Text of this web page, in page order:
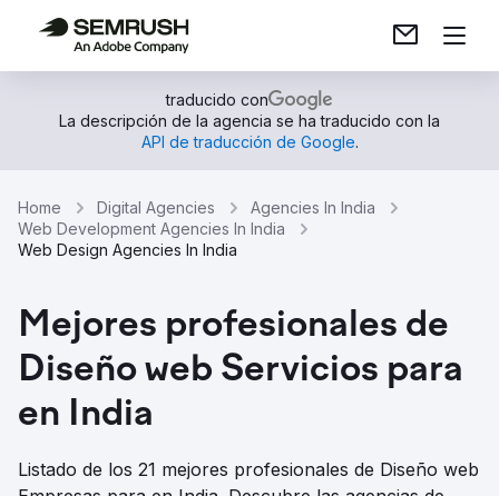
traducido con
La descripción de la agencia se ha traducido con la
API de traducción de Google.
Home Digital Agencies
Agencies In India
Web Development Agencies In India
Web Design Agencies In India
Mejores profesionales de
Diseño web Servicios para
en India
Listado de los 21 mejores profesionales de Diseño web